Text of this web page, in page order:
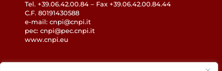
Tel. +39.06.42.00.84 – Fax +39.06.42.00.84.44
C.F. 80191430588
e-mail: cnpi@cnpi.it
pec: cnpi@pec.cnpi.it
www.cnpi.eu